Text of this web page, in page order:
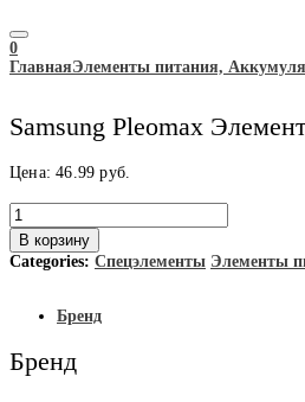
0
ГлавнаяЭлементы питания,
Samsung Pleomax
Цена:46.99 руб.
Количество
товара
Samsung
Pleomax
12V
125/
В корзину
Categories: Спецэлементы Элементы
Бренд
Бренд